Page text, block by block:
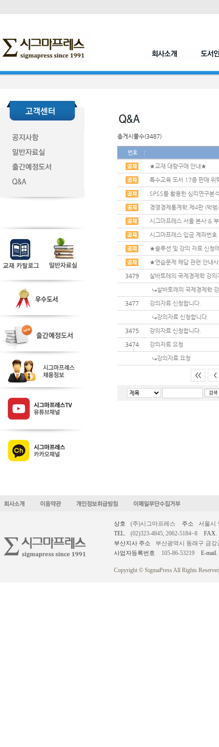
총게시물수(3487)
번호
★교재 대량구매 안내★
특수교육 도서 17종 판매 위
SPSS를 활용한 심리연구분
경영경제통계학,제4판 (박
시그마프레스 서울 본사 &
시그마프레스 입금 계좌번호
★솔루션 및 강의 자료 신청
★연습문제 해답 관련 안내
3479
살바토레의 국제경제학 강의
살바토레의 국제경제학
3477
강의자료 신청합니다.
강의자료 신청합니다.
3475
강의자료 신청합니다.
3474
강의자료 요청
강의자료 요청
<< <
상호 (주)시그마프레스 주소
서울시
TEL.
(02)323-4845, 2062-5184~8
FAX.
부산지사 주소
부산광역시 동래구 금강
사업자등록번호
105-86-53219 E-mail.
Copyright © SigmaPress All Rights